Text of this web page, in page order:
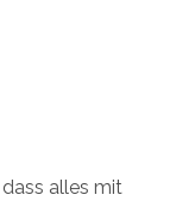
alles mit